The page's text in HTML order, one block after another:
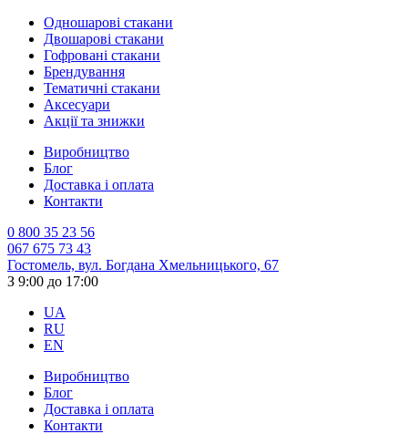
Одношарові стакани
Двошарові стакани
Гофровані стакани
Брендування
Тематичні стакани
Аксесуари
Акції та знижки
Виробництво
Блог
Доставка і оплата
Контакти
0 800 35 23 56
067 675 73 43
Гостомель, вул. Богдана Хмельницького, 67
З 9:00 до 17:00
UA
RU
EN
Виробництво
Блог
Доставка і оплата
Контакти